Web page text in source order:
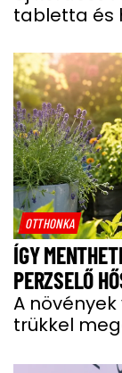
tabletta és
OTTHONKA
ÍGY
PERZSELŐ
A
trükkel